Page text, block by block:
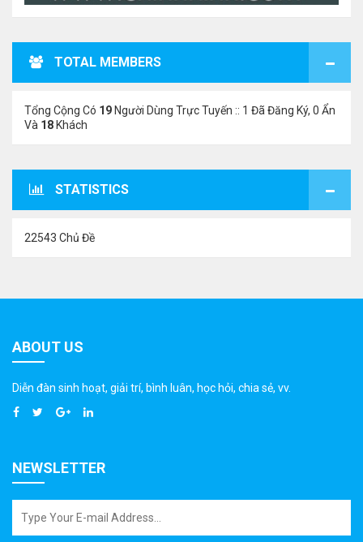
TOTAL MEMBERS
Tổng Cộng Có 19 Người Dùng Trực Tuyến :: 1 Đã Đăng Ký, 0 Ẩn
Và 18 Khách
STATISTICS
22543 Chủ Đề
ABOUT US
Diễn đàn sinh hoạt, giải trí, bình luân, học hỏi, chia sẻ, vv.
NEWSLETTER